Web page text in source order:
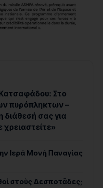
Στο
πυρόπληκτων –
διάθεσή σας για
χρειαστείτε»
Ιερά Μονή Παναγίας
στοὺς Δεσποτᾶδες;